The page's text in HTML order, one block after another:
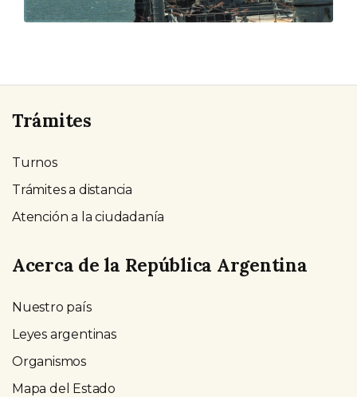
Trámites
Turnos
Trámites a distancia
Atención a la ciudadanía
Acerca de la República Argentina
Nuestro país
Leyes argentinas
Organismos
Mapa del Estado